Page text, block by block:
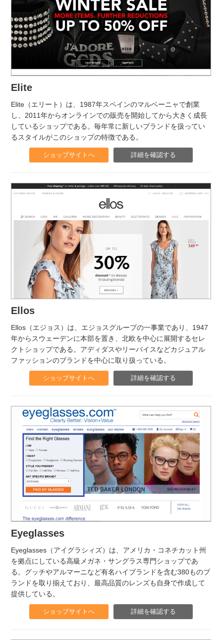
Elite
Elite（エリート）は、1987年スペインのマルベーニャで創業
し、2011年からオンラインでの販売を開始してから大きく成長
しているショップである。毎年常に新しいブランドを扱ってい
るスタイルがこのショップの特徴である。
ショップサイトへ 詳細を確認する
Ellos
Ellos（エジョス）は、エジョスグループの一事業であり、1947
年からスウェーデンに本部を置き、北欧を中心に展開するセレ
クトショップである。アディダスやリーバイスなどカジュアル
ファッションのブランドを中心に取り扱っている。
ショップサイトへ 詳細を確認する
Eyeglasses
Eyeglasses（アイグラシィズ）は、アメリカ・コネチカット州
を拠点にしている高級メガネ・サングラス専門ショップであ
る。グッチやアルマーニなど有名ハイブランドを含む380ものブ
ランドを取り揃えており、最高品質のレンズも自身で作成して
提供している。
ショップサイトへ 詳細を確認する